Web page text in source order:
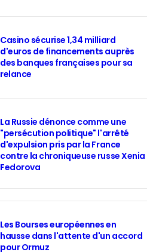
Casino sécurise 1,34 milliard
d'euros de financements auprès
des banques françaises pour sa
relance
La Russie dénonce comme une
"persécution politique" l'arrêté
d'expulsion pris par la France
contre la chroniqueuse russe Xenia
Fedorova
Les Bourses européennes en
hausse dans l'attente d'un accord
pour Ormuz